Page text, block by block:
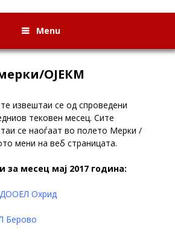
Menu
ОЈЕКМ
извештаи се од спроведени
тековен месец. Сите
се наоѓаат во полето Мерки /
мени на веб страницата.
за месец мај 2017 година:
Охрид
Берово